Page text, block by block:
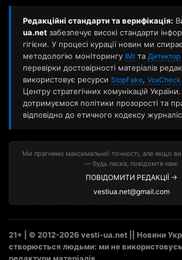
Редакційні стандарти та верифікація:
ua.net забезпечує високі стандарти
гігієни. У процесі курації новин ми
методологію моніторингу ІМІ та Детектор
перевірки достовірності матеріалів
використовує ресурси StopFake, VoxCheck
Центру стратегічних комунікацій
дотримуємося політики прозорості та
відповідно до етичного кодексу
Ми прагнемо максимальної точності, але якщо
— будь ласка, повідомте нам:
ПОВІДОМИТИ РЕДАКЦІЇ →
vestiua.net@gmail.com
21+ | © 2012-2026 vesti-ua.net || Новини
створюється людьми: ми не